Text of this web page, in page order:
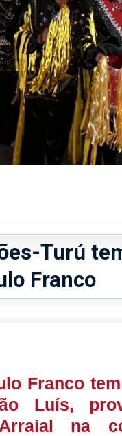
Turú
Franco
Franco
Luís,
na